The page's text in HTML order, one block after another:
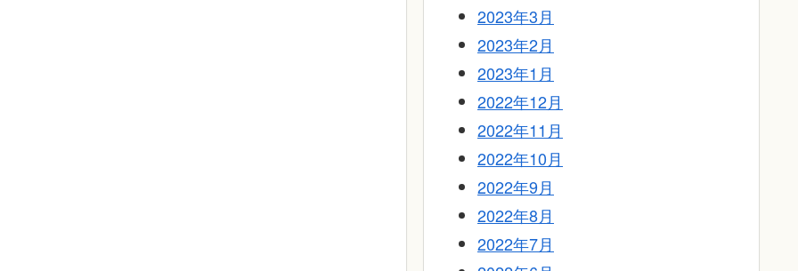
2023年3月
2023年2月
2023年1月
2022年12月
2022年11月
2022年10月
2022年9月
2022年8月
2022年7月